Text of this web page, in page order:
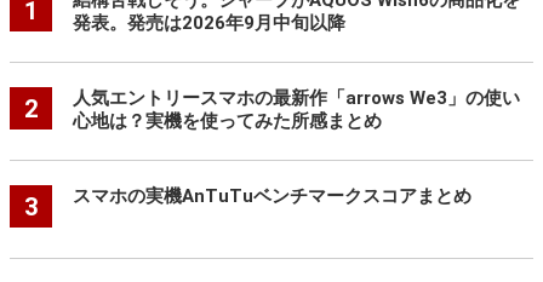
1
発表。発売は2026年9月中旬以降
2
人気エントリースマホの最新作「arrows We3」の使い
心地は？実機を使ってみた所感まとめ
3 スマホの実機AnTuTuベンチマークスコアまとめ